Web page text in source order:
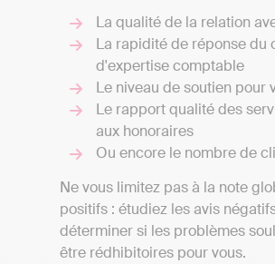
La qualité de la relation
La rapidité de réponse du
d'expertise comptable
Le niveau de soutien pour
Le rapport qualité des
aux honoraires
Ou encore le nombre de
Ne vous limitez pas à la note
positifs : étudiez les avis
déterminer si les problèmes
être rédhibitoires pour vous.